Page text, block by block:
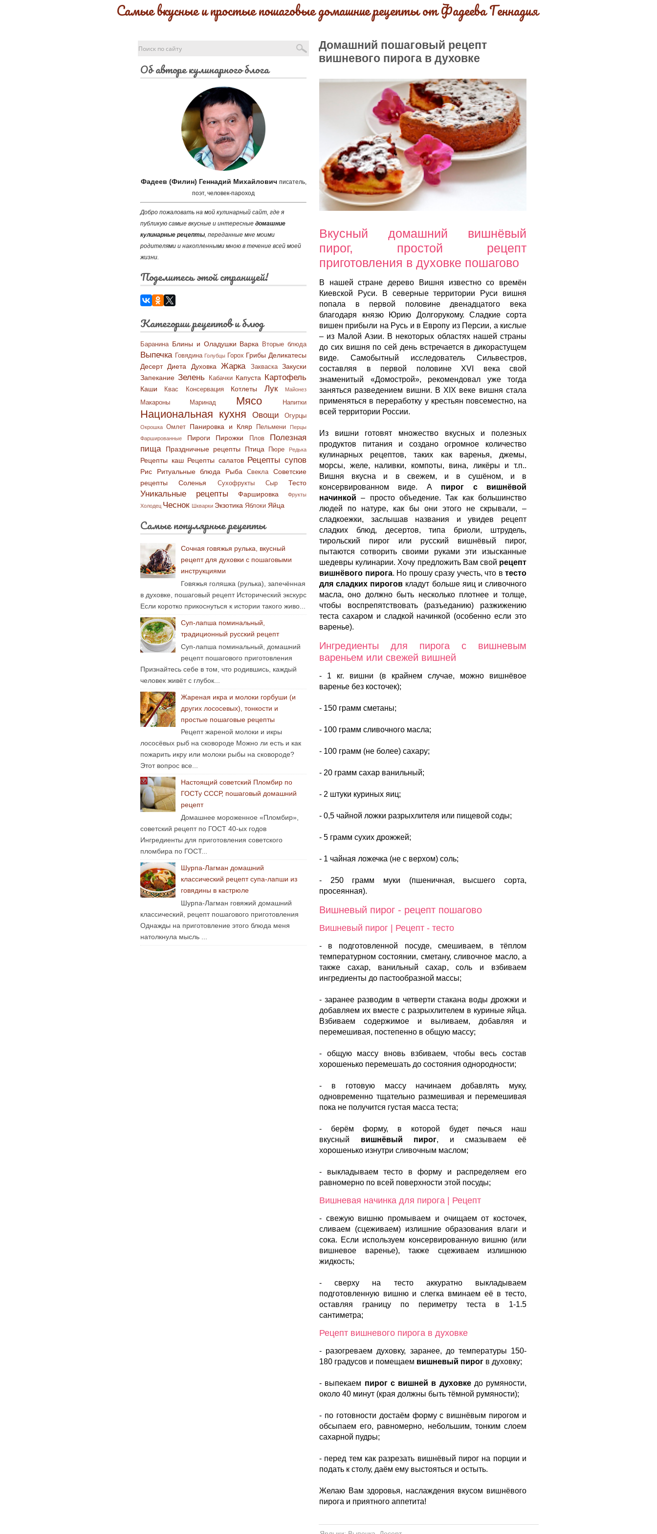
Самые вкусные и простые пошаговые домашние рецепты от Фадеева Геннадия
Домашний пошаговый рецепт
вишневого пирога в духовке
Вкусный домашний вишнёвый
пирог, простой рецепт
приготовления в духовке пошагово
В нашей стране дерево Вишня известно со времён
Киевской Руси. В северные территории Руси вишня
попала в первой половине двенадцатого века
благодаря князю Юрию Долгорукому. Сладкие сорта
вишен прибыли на Русь и в Европу из Персии, а кислые
– из Малой Азии. В некоторых областях нашей страны
до сих вишня по сей день встречается в дикорастущем
виде. Самобытный исследователь Сильвестров,
составляя в первой половине XVI века свой
знаменитый «Домострой», рекомендовал уже тогда
заняться разведением вишни. В XIX веке вишня стала
применяться в переработку у крестьян повсеместно, на
всей территории России.
Из вишни готовят множество вкусных и полезных
продуктов питания и создано огромное количество
кулинарных рецептов, таких как варенья, джемы,
морсы, желе, наливки, компоты, вина, ликёры и т.п..
Вишня вкусна и в свежем, и в сушёном, и в
консервированном виде. А пирог с вишнёвой
начинкой – просто объедение. Так как большинство
людей по натуре, как бы они этого не скрывали, –
сладкоежки, заслышав названия и увидев рецепт
сладких блюд, десертов, типа бриоли, штрудель,
тирольский пирог или русский вишнёвый пирог,
пытаются сотворить своими руками эти изысканные
шедевры кулинарии. Хочу предложить Вам свой рецепт
вишнёвого пирога. Но прошу сразу учесть, что в тесто
для сладких пирогов кладут больше яиц и сливочного
масла, оно должно быть несколько плотнее и толще,
чтобы воспрепятствовать (разъеданию) разжижению
теста сахаром и сладкой начинкой (особенно если это
варенье).
Ингредиенты для пирога с вишневым
вареньем или свежей вишней
- 1 кг. вишни (в крайнем случае, можно вишнёвое
варенье без косточек);
- 150 грамм сметаны;
- 100 грамм сливочного масла;
- 100 грамм (не более) сахару;
- 20 грамм сахар ванильный;
- 2 штуки куриных яиц;
- 0,5 чайной ложки разрыхлителя или пищевой соды;
- 5 грамм сухих дрожжей;
- 1 чайная ложечка (не с верхом) соль;
- 250 грамм муки (пшеничная, высшего сорта,
просеянная).
Вишневый пирог - рецепт пошагово
Вишневый пирог | Рецепт - тесто
- в подготовленной посуде, смешиваем, в тёплом
температурном состоянии, сметану, сливочное масло, а
также сахар, ванильный сахар, соль и взбиваем
ингредиенты до пастообразной массы;
- заранее разводим в четверти стакана воды дрожжи и
добавляем их вместе с разрыхлителем в куриные яйца.
Взбиваем содержимое и выливаем, добавляя и
перемешивая, постепенно в общую массу;
- общую массу вновь взбиваем, чтобы весь состав
хорошенько перемешать до состояния однородности;
- в готовую массу начинаем добавлять муку,
одновременно тщательно размешивая и перемешивая
пока не получится густая масса теста;
- берём форму, в которой будет печься наш
вкусный вишнёвый пирог, и смазываем её
хорошенько изнутри сливочным маслом;
- выкладываем тесто в форму и распределяем его
равномерно по всей поверхности этой посуды;
Вишневая начинка для пирога | Рецепт
- свежую вишню промываем и очищаем от косточек,
сливаем (сцеживаем) излишние образования влаги и
сока. Если используем консервированную вишню (или
вишневое варенье), также сцеживаем излишнюю
жидкость;
- сверху на тесто аккуратно выкладываем
подготовленную вишню и слегка вминаем её в тесто,
оставляя границу по периметру теста в 1-1.5
сантиметра;
Рецепт вишневого пирога в духовке
- разогреваем духовку, заранее, до температуры 150-
180 градусов и помещаем вишневый пирог в духовку;
- выпекаем пирог с вишней в духовкедо румяности,
около 40 минут (края должны быть тёмной румяности);
- по готовности достаём форму с вишнёвым пирогом и
обсыпаем его, равномерно, небольшим, тонким слоем
сахарной пудры;
- перед тем как разрезать вишнёвый пирог на порции и
подать к столу, даём ему выстояться и остыть.
Желаю Вам здоровья, наслаждения вкусом вишнёвого
пирога и приятного аппетита!
Об авторе кулинарного блога
Фадеев (Филин) Геннадий Михайлович писатель,
поэт, человек-пароход
Добро пожаловать на мой кулинарный сайт, где я
публикую самые вкусные и интересные домашние
кулинарные рецепты , переданные мне моими
родителями и накопленными мною в течение всей моей
жизни.
Поделитесь этой страницей!
Категории рецептов и блюд
Баранина Блины и Оладушки Варка Вторые блюда
Выпечка Говядина Голубцы Горох Грибы Деликатесы
Десерт
Диета Духовка Жарка Закваска
Закуски
Запекание Зелень Кабачки Капуста Картофель
Каши Квас Консервация Котлеты Лук Майонез
Макароны Маринад Мясо Напитки
Национальная кухня Овощи Огурцы
Окрошка Омлет Панировка и Кляр Пельмени
Перцы
Фаршированные
Пироги Пирожки Плов
Полезная
пища
Праздничные рецепты Птица Пюре Редька
Рецепты каш Рецепты салатов Рецепты супов
Рис Ритуальные блюда Рыба Свекла
Советские
рецепты
Соленья Сухофрукты Сыр Тесто
Уникальные рецепты Фаршировка
Фрукты
Холодец Чеснок Шкварки Экзотика Яблоки Яйца
Самые популярные рецепты
Сочная говяжья рулька, вкусный
рецепт для духовки с пошаговыми
инструкциями
Говяжья голяшка (рулька), запечённая
в духовке, пошаговый рецепт Исторический экскурс
Если коротко прикоснуться к истории такого живо...
Суп-лапша поминальный,
традиционный русский рецепт
Суп-лапша поминальный, домашний
рецепт пошагового приготовления
Признайтесь себе в том, что родившись, каждый
человек живёт с глубок...
Жареная икра и молоки горбуши (и
других лососевых), тонкости и
простые пошаговые рецепты
Рецепт жареной молоки и икры
лососёвых рыб на сковороде Можно ли есть и как
пожарить икру или молоки рыбы на сковороде?
Этот вопрос все...
Настоящий советский Пломбир по
ГОСТу СССР, пошаговый домашний
рецепт
Домашнее мороженное «Пломбир»,
советский рецепт по ГОСТ 40-ых годов
Ингредиенты для приготовления советского
пломбира по ГОСТ...
Шурпа-Лагман домашний
классический рецепт супа-лапши из
говядины в кастрюле
Шурпа-Лагман говяжий домашний
классический, рецепт пошагового приготовления
Однажды на приготовление этого блюда меня
натолкнула мысль ...